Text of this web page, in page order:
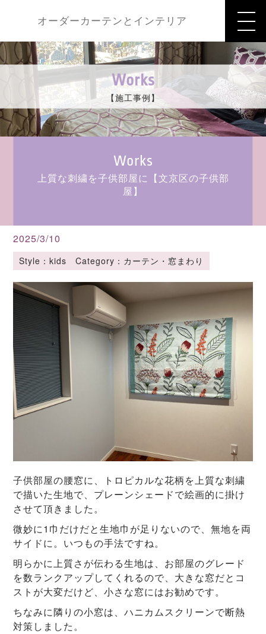
オーダーカーテンとインテリア
Works
【施工事例】
Works
上質な刺繍を子供部屋に【文京区の子供部
屋】
2025/3/10
Style：kids Category：カーテン・窓まわり
子供部屋の腰窓に、トロピカルな花柄を上質な刺繍
で描いた生地で、プレーンシェードで絵画的に掛け
させて頂きました。
微妙に1巾だけだと生地巾が足りないので、無地を両
サイドに。いつもの手法ですね。
明らかに上質さが伝わる生地は、お部屋のグレード
を数ランクアップしてくれるので、大きな窓だとコ
ストが大変だけど、小さな窓にはお勧めです。
ちなみに隣りの小窓は、ハニカムスクリーンで断熱
対策しました。